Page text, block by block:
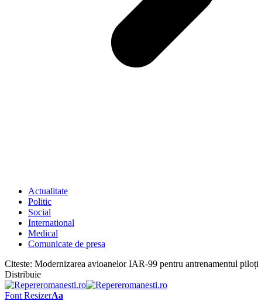
Actualitate
Politic
Social
International
Medical
Comunicate de presa
Citeste: Modernizarea avioanelor IAR-99 pentru antrenamentul
Distribuie
Font ResizerAa